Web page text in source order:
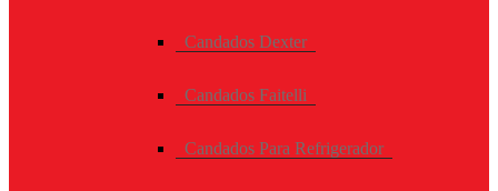
Candados Dexter
Candados Faitelli
Candados Para Refrigerador